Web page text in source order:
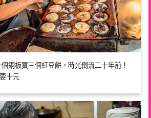
銅板買三個紅豆餅，時光倒流二十年前！
十元